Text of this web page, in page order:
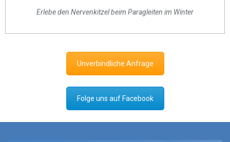
Erlebe den Nervenkitzel beim Paragleiten im Winter
den Atem raubt.
Unverbindliche Anfrage
Folge uns auf Facebook